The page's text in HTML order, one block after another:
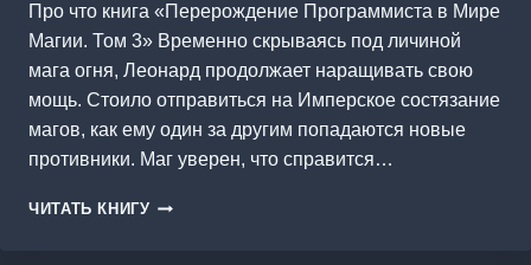
Про что книга «Перерождение Программиста в Мире
Магии. Том 3» Временно скрываясь под личиной
мага огня, Леонард продолжает наращивать свою
мощь. Стоило отправиться на Имперское состязание
магов, как ему один за другим попадаются новые
противники. Маг уверен, что справится…
ЧИТАТЬ КНИГУ ПЕРЕРОЖДЕНИЕ